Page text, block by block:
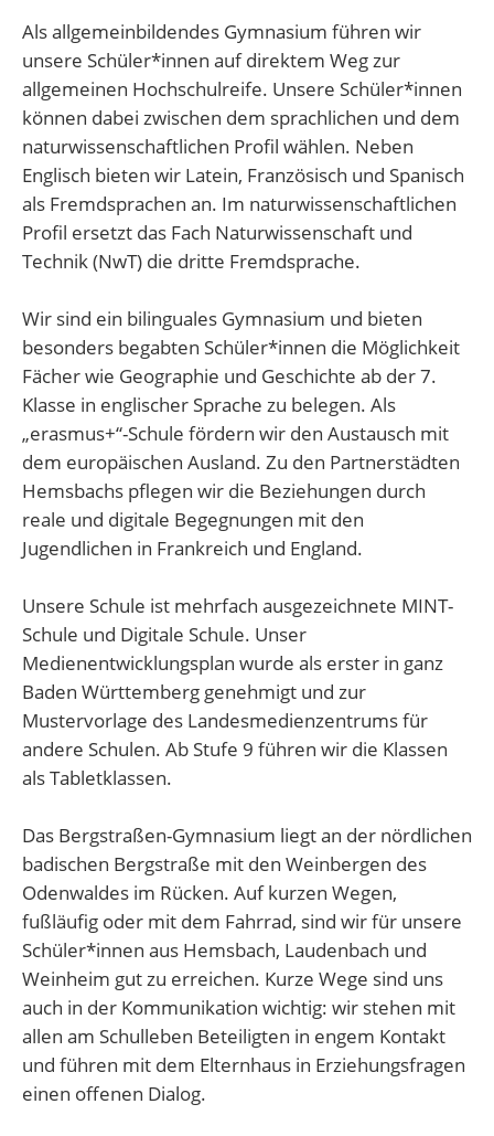
Als allgemeinbildendes Gymnasium führen wir
unsere Schüler*innen auf direktem Weg zur
allgemeinen Hochschulreife. Unsere Schüler*innen
können dabei zwischen dem sprachlichen und dem
naturwissenschaftlichen Profil wählen. Neben
Englisch bieten wir Latein, Französisch und Spanisch
als Fremdsprachen an. Im naturwissenschaftlichen
Profil ersetzt das Fach Naturwissenschaft und
Technik (NwT) die dritte Fremdsprache.
Wir sind ein bilinguales Gymnasium und bieten
besonders begabten Schüler*innen die Möglichkeit
Fächer wie Geographie und Geschichte ab der 7.
Klasse in englischer Sprache zu belegen. Als
„erasmus+“-Schule fördern wir den Austausch mit
dem europäischen Ausland. Zu den Partnerstädten
Hemsbachs pflegen wir die Beziehungen durch
reale und digitale Begegnungen mit den
Jugendlichen in Frankreich und England.
Unsere Schule ist mehrfach ausgezeichnete MINT-
Schule und Digitale Schule. Unser
Medienentwicklungsplan wurde als erster in ganz
Baden Württemberg genehmigt und zur
Mustervorlage des Landesmedienzentrums für
andere Schulen. Ab Stufe 9 führen wir die Klassen
als Tabletklassen.
Das Bergstraßen-Gymnasium liegt an der nördlichen
badischen Bergstraße mit den Weinbergen des
Odenwaldes im Rücken. Auf kurzen Wegen,
fußläufig oder mit dem Fahrrad, sind wir für unsere
Schüler*innen aus Hemsbach, Laudenbach und
Weinheim gut zu erreichen. Kurze Wege sind uns
auch in der Kommunikation wichtig: wir stehen mit
allen am Schulleben Beteiligten in engem Kontakt
und führen mit dem Elternhaus in Erziehungsfragen
einen offenen Dialog.